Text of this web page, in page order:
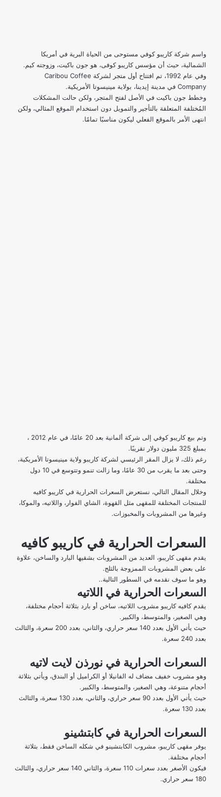
واسم شركة كاريبو كوفي مستوحى من الحياة البرية في أمريكا
الشمالية، حيث أن مؤسس كاريبو كوفى، هو جون باكيت، وزوجته كيم.
وفي عام 1992، تم افتتاح أول متجر لشركة Caribou Coffee
Company في مدينة إيدينا، بولاية مينيسوتا الأمريكية.
وخطط جون باكيت في الأصل لفتح المتجر، ولكن حالت المشكلات
المُختلفة المتعلقة بالتأجير والتمويل دون استخدام الموقع المثالي، ولكن
انتهى الأمر بالموقع الفعلي ليكون مناسبًا تمامًا.
وتم بيع كاريبو كوفي إلى شركة ألمانية بعد 20 عامًا، في عام 2012 ،
بمبلغ 325 مليون دولار تقريبًا.
رغم ذلك، لا يزال المقر الرئيسي لشركة كاريبو ولاية مينيسوتا الأمريكية،
وحتى بعد ما يقرب من 30 عامًا، وما زالت تنمو وتتوسع في 10 دول
مختلفة.
وخلال المقال التالي، نستعرض السعرات الحرارية في كاريبو كافيه
للمنتجات المختلفة للمقهى مثل القهوة، الشاي الفوار، واللاتيه، والموكا،
وغيرها من المشروبات والمخبوزات.
السعرات الحرارية في كاريبو كافيه
يقدم مقهى كاريبو، العديد من المشروبات بشقيها البارد والساخن، علاوة
على بعض المشروبات الممزوجة بالثلج.
وهو ما سوف نقدمه في السطور التالية..
السعرات الحرارية في اللاتيه
يقدم كافيه كاريبو مشروب اللاتيه، ساخن أو بارد بثلاثة أحجام مختلفة،
وهي الصغير، والمتوسط، والكبير.
حيث يأتي الأول بعدد 140 سعر حراري، والثاني، بعدد 200 سعرة، والثالث
بعدد 240 سعرة.
السعرات الحرارية في نورذن لايت لاتيه
وهو مشروب خفيف مضاف له الفانيلا أو الكراميل أو البندق، ويأتي بثلاثة
أحجام متنوعة، وهي الصغير، والمتوسط، والكبير.
حيث يأتي الأول بعدد 90 سعر حراري، والثاني، بعدد 130 سعرة، والثالث
بعدد 130 سعرة.
السعرات الحرارية في كابتشينو
يوفر مقهى كاريبو، مشروب الكابتشينو في شكله الساخن فقط، بثلاثة
أحجام مختلفة.
فيكون الأصغر بعدد سعرات 110 سعرة، والثاني 140 سعر حراري، والثالث
180 سعر حراري.